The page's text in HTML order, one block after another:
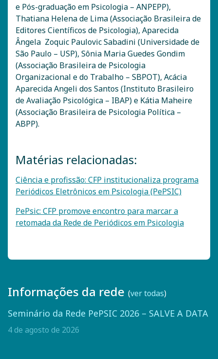
e Pós-graduação em Psicologia – ANPEPP),
Thatiana Helena de Lima (Associação Brasileira de
Editores Científicos de Psicologia), Aparecida
Ângela Zoquic Paulovic Sabadini (Universidade de
São Paulo – USP), Sônia Maria Guedes Gondim
(Associação Brasileira de Psicologia
Organizacional e do Trabalho – SBPOT), Acácia
Aparecida Angeli dos Santos (Instituto Brasileiro
de Avaliação Psicológica – IBAP) e Kátia Maheire
(Associação Brasileira de Psicologia Política –
ABPP).
Matérias relacionadas:
Ciência e profissão: CFP institucionaliza programa
Periódicos Eletrônicos em Psicologia (PePSIC)
PePsic: CFP promove encontro para marcar a
retomada da Rede de Periódicos em Psicologia
Informações da rede (ver todas)
Seminário da Rede PePSIC 2026 – SALVE A DATA
4 de agosto de 2026